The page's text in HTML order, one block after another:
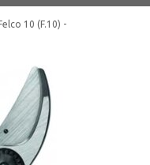
10 (F.10) -